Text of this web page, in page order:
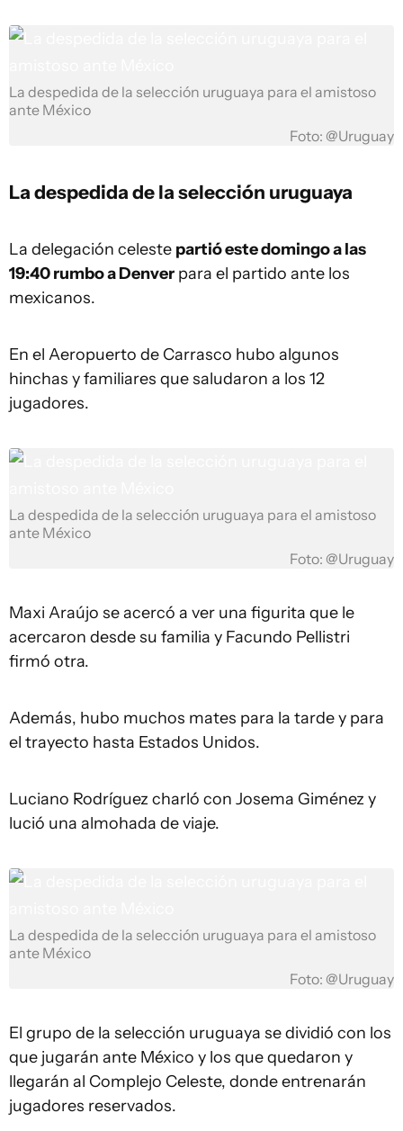
La despedida de la selección uruguaya para el amistoso
ante México
Foto: @Uruguay
La despedida de la selección uruguaya
La delegación celeste partió este domingo a las
19:40 rumbo a Denver para el partido ante los
mexicanos.
En el Aeropuerto de Carrasco hubo algunos
hinchas y familiares que saludaron a los 12
jugadores.
La despedida de la selección uruguaya para el amistoso
ante México
Foto: @Uruguay
Maxi Araújo se acercó a ver una figurita que le
acercaron desde su familia y Facundo Pellistri
firmó otra.
Además, hubo muchos mates para la tarde y para
el trayecto hasta Estados Unidos.
Luciano Rodríguez charló con Josema Giménez y
lució una almohada de viaje.
La despedida de la selección uruguaya para el amistoso
ante México
Foto: @Uruguay
El grupo de la selección uruguaya se dividió con los
que jugarán ante México y los que quedaron y
llegarán al Complejo Celeste, donde entrenarán
jugadores reservados.